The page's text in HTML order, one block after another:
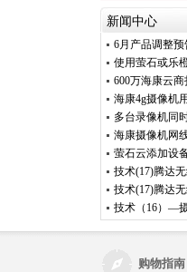
新闻中心
6月产品调整
使用萤石或乐
600万海康云
海康4g摄像机
多台录像机同
海康摄像机网
萤石云添加设
技术(17)腾达
技术(17)腾达
技术（16）—
购物指南